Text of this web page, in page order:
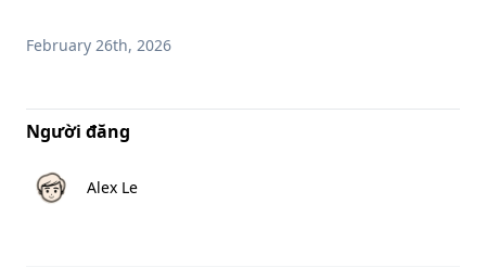
February 26th, 2026
Người đăng
Alex Le